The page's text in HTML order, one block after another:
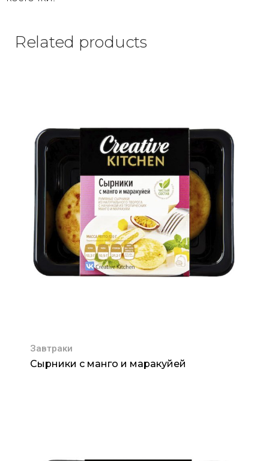
Related products
Завтраки
Сырники с манго и маракуйей